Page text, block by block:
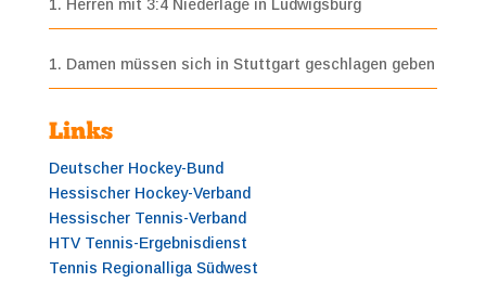
1. Herren mit 3:4 Niederlage in Ludwigsburg
1. Damen müssen sich in Stuttgart geschlagen geben
Links
Deutscher Hockey-Bund
Hessischer Hockey-Verband
Hessischer Tennis-Verband
HTV Tennis-Ergebnisdienst
Tennis Regionalliga Südwest